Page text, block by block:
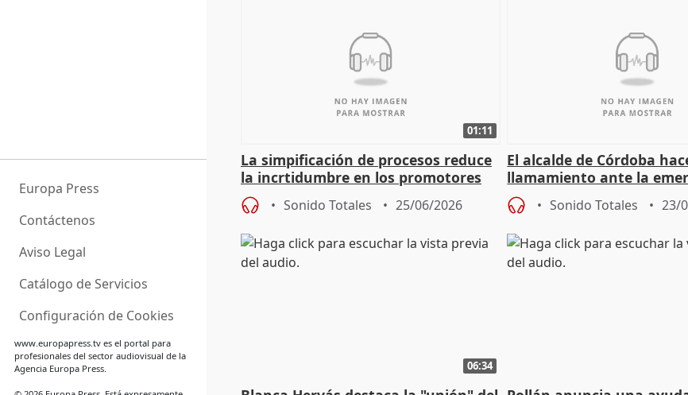
Europa Press
Contáctenos
Aviso Legal
Catálogo de Servicios
Configuración de Cookies
www.europapress.tves el portal para
profesionales del sector audiovisual de la
Agencia Europa Press.
01:11
La simpificación de procesos reduce
la incrtidumbre en los promotores
Sonido Totales 25/06/2026
El alcalde de Córdoba
llamamiento ante la
climática con alerta roja
Sonido Totales 23/
06:34